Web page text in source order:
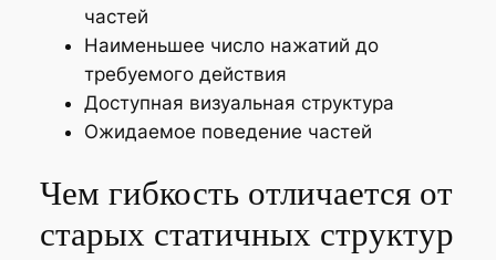
частей
Наименьшее число нажатий до
требуемого действия
Доступная визуальная структура
Ожидаемое поведение частей
Чем гибкость отличается от
старых статичных структур